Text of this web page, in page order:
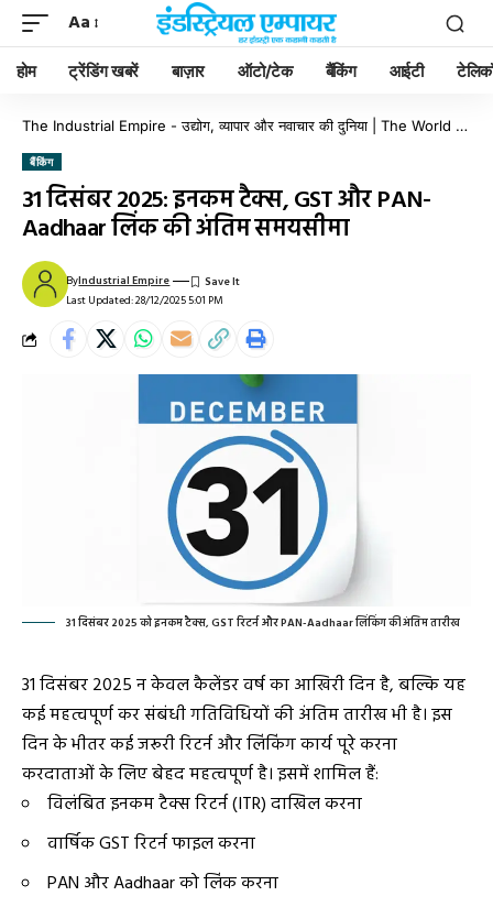
Aa
होम ट्रेंडिंग खबरें बाज़ार ऑटो/टेक बैंकिंग आईटी
The Industrial Empire - उद्योग, व्यापार और नवाचार की दुनिया | The World of Industry, Business & Innovation
बैंकिंग
31 दिसंबर 2025: इनकम टैक्स, GST और PAN-
Aadhaar लिंक की अंतिम समयसीमा
Last Updated: 28/12/2025 5:01 PM
ByIndustrial Empire
31 दिसंबर 2025 को इनकम टैक्स, GST रिटर्न और PAN-Aadhaar लिंकिंग की अंतिम तारीख
31 दिसंबर 2025 न केवल कैलेंडर वर्ष का आखिरी दिन है, बल्कि यह
कई महत्वपूर्ण कर संबंधी गतिविधियों की अंतिम तारीख भी है। इस
दिन के भीतर कई जरूरी रिटर्न और लिंकिंग कार्य पूरे करना
करदाताओं के लिए बेहद महत्वपूर्ण है। इसमें शामिल हैं:
विलंबित इनकम टैक्स रिटर्न (ITR) दाखिल करना
वार्षिक GST रिटर्न फाइल करना
PAN और Aadhaar को लिंक करना